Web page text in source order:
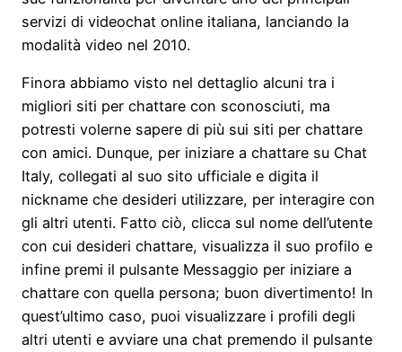
servizi di videochat online italiana, lanciando la
modalità video nel 2010.
Finora abbiamo visto nel dettaglio alcuni tra i
migliori siti per chattare con sconosciuti, ma
potresti volerne sapere di più sui siti per chattare
con amici. Dunque, per iniziare a chattare su Chat
Italy, collegati al suo sito ufficiale e digita il
nickname che desideri utilizzare, per interagire con
gli altri utenti. Fatto ciò, clicca sul nome dell’utente
con cui desideri chattare, visualizza il suo profilo e
infine premi il pulsante Messaggio per iniziare a
chattare con quella persona; buon divertimento! In
quest’ultimo caso, puoi visualizzare i profili degli
altri utenti e avviare una chat premendo il pulsante